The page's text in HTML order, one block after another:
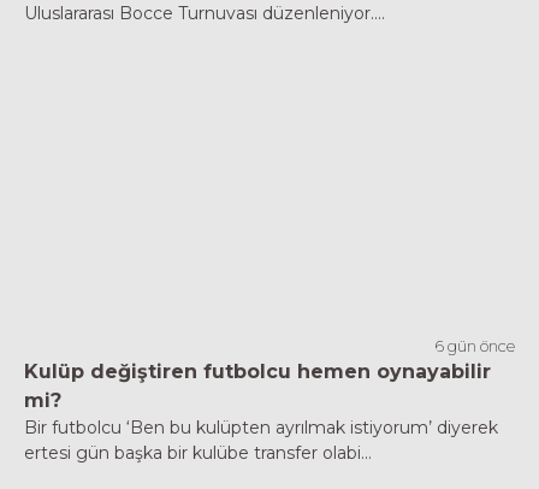
Uluslararası Bocce Turnuvası düzenleniyor....
6 gün önce
Kulüp değiştiren futbolcu hemen oynayabilir
mi?
Bir futbolcu ‘Ben bu kulüpten ayrılmak istiyorum’ diyerek
ertesi gün başka bir kulübe transfer olabi...